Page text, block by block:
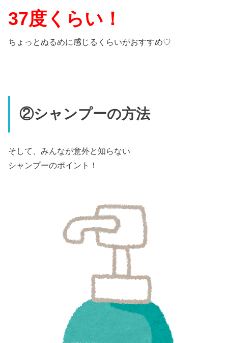
37度くらい！
ちょっとぬるめに感じるくらいがおすすめ♡
②シャンプーの方法
そして、みんなが意外と知らない
シャンプーのポイント！